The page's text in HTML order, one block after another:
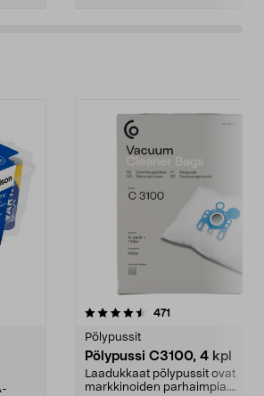
471
Pölypussit
Pölypussi C3100, 4 kpl
Laadukkaat pölypussit ovat
markkinoiden parhaimpia.
4.5viidestä